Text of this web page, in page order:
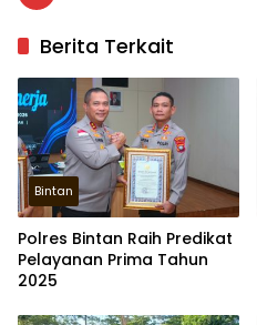
Berita Terkait
Bintan
Polres Bintan Raih Predikat
Pelayanan Prima Tahun
2025